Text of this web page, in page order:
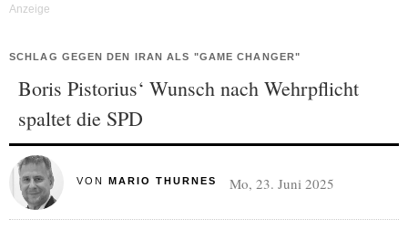
SCHLAG GEGEN DEN IRAN ALS "GAME CHANGER"
Boris Pistorius‘ Wunsch nach Wehrpflicht
spaltet die SPD
VON MARIO THURNES Mo, 23. Juni 2025